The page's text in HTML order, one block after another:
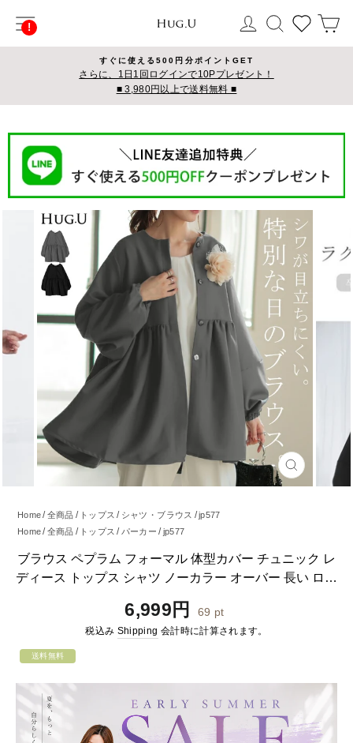
ス
サイトナビゲーション ログイン
検索
すぐに使える500円分ポイントGET
さらに、1日1回ログインで10Pプレゼント！
■ 3,980円以上で送料無料 ■
閉
じ
Home 全商品 トップス シャツ・ブラウス
jp577
Home
全商品 トップス パーカー jp577
ブラウス ペプラム フォーマル 体型カバー チュニック レ
ディース トップス シャツ ノーカラー オーバー 長い ロン
ブ 無地 お尻が隠れる フレア 大きいサイズ きれいめ 黒
グレー 春 夏 HUG.U
通
価
6,999円 69 pt
税込み Shipping 会計時に計算されます。
送料無料